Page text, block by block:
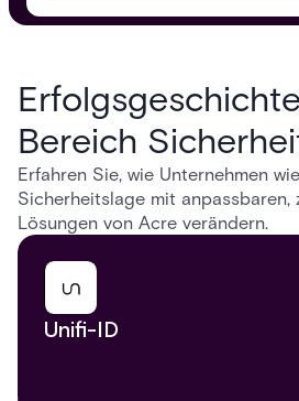
Bereich
Erfahren Sie, wie Unternehmen
Sicherheitslage mit anpassbaren,
Lösungen von Acre verändern.
Unifi-ID
Pinterest